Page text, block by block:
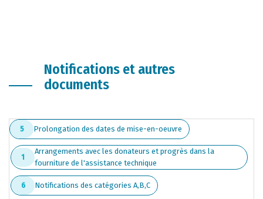
Notifications et autres
documents
5 Prolongation des dates de mise-en-oeuvre
1
Arrangements avec les donateurs et progrès dans la
fourniture de l'assistance technique
6 Notifications des catégories A,B,C